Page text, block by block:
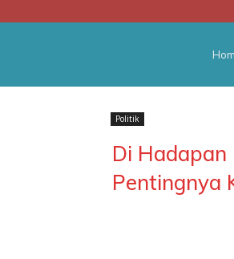
POS
Politik
Di Hadapan
Pentingnya